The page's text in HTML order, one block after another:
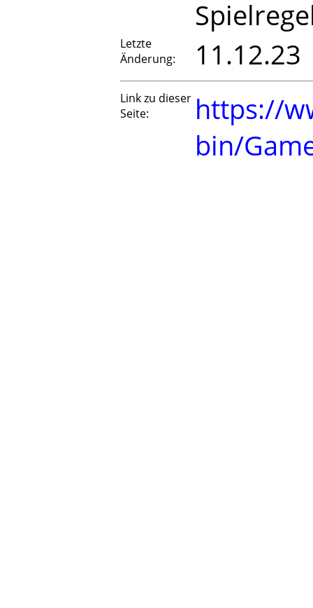
Letzte
Änderung:
11.12.23
Link zu dieser
Seite:
https://
bin/